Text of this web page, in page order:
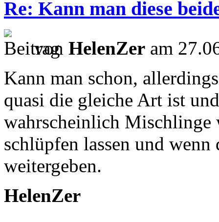
Re: Kann man diese
von HelenZer am
Kann man schon,
quasi die gleiche Art ist
wahrscheinlich Mischlinge
schlüpfen lassen und
weitergeben.
HelenZer